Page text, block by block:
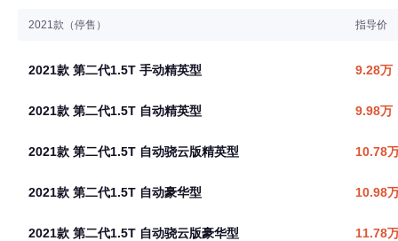
2021款（停售） 指导价
2021款 第二代1.5T 手动精英型 9.28万
2021款 第二代1.5T 自动精英型 9.98万
2021款 第二代1.5T 自动骁云版精英型 10.78
2021款 第二代1.5T 自动豪华型 10.98
2021款 第二代1.5T 自动骁云版豪华型 11.78